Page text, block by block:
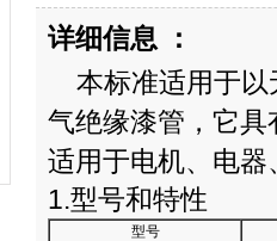
详细信息 ：
本标准适用于
气绝缘漆管，它
适用于电机、电
1.型号和特性
型号